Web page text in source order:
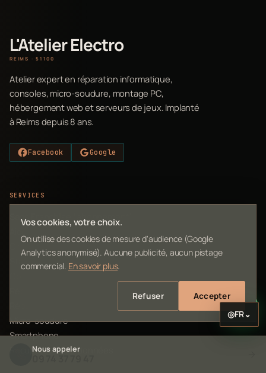
L'Atelier Electro
REIMS · 51100
Atelier expert en réparation informatique,
consoles, micro-soudure, montage PC,
hébergement web et serveurs de jeux. Implanté
à Reims depuis 8 ans.
Facebook Google
SERVICES
Sans Franchise (abonnement)
Création site web 199€
Statistiques temps réel
Codes erreur Thermomix
Micro-soudure
Smartphone
Récupération de données
Vos cookies, votre choix.
On utilise des cookies de mesure d'audience (Google
Analytics anonymisé). Aucune publicité, aucun pistage
commercial. En savoir plus.
Refuser Accepter
Nous appeler
◎FR⌄